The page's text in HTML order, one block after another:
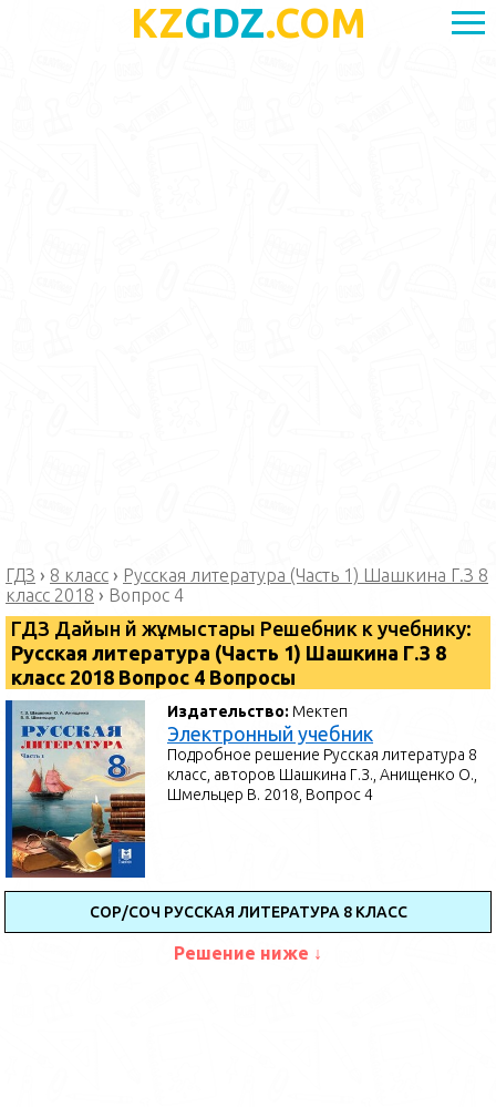
KZGDZ.COM
ГДЗ › 8 класс › Русская литература (Часть 1) Шашкина Г.З 8
класс 2018 › Вопрос 4
ГДЗ Дайын үй жұмыстары Решебник к учебнику:
Русская литература (Часть 1) Шашкина Г.З 8
класс 2018 Вопрос 4 Вопросы
Издательство: Мектеп
Электронный учебник
Подробное решение Русская литература 8
класс, авторов Шашкина Г.З., Анищенко О.,
Шмельцер В. 2018, Вопрос 4
СОР/СОЧ РУССКАЯ ЛИТЕРАТУРА 8 КЛАСС
Решение ниже ↓